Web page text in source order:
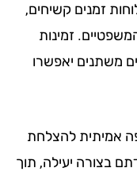
זמנים קשיחים,
זמינות
יאפשרו
להצלחת
יעילה, תוך